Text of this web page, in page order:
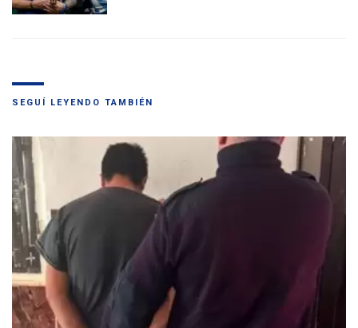
SEGUÍ LEYENDO TAMBIÉN